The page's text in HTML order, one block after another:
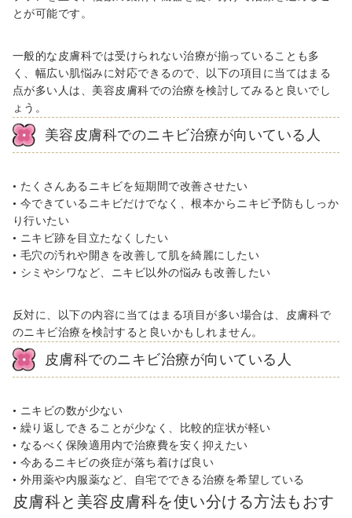
とが可能です。
一般的な皮膚科では受けられない治療が揃っていることも多
く、幅広い肌悩みに対応できるので、以下の項目に当てはまる
点が多い人は、美容皮膚科での治療を検討してみると良いでし
ょう。
美容皮膚科でのニキビ治療が向いている人
• たくさんあるニキビを短期間で改善させたい
• 今できているニキビだけでなく、根本からニキビ予防もしっか
り行いたい
• ニキビ跡を目立たなくしたい
• 毛穴の汚れや開きを改善して肌を綺麗にしたい
• シミやシワなど、ニキビ以外の悩みも改善したい
反対に、以下の内容に当てはまる項目が多い場合は、皮膚科で
のニキビ治療を検討すると良いかもしれません。
皮膚科でのニキビ治療が向いている人
• ニキビの数が少ない
• 繰り返しできることが少なく、比較的症状が軽い
• なるべく保険適用内で治療費を安く抑えたい
• 今あるニキビの炎症が落ち着けば良い
• 外用薬や内服薬など、自宅でできる治療を希望している
皮膚科と美容皮膚科を使い分ける方法もおす